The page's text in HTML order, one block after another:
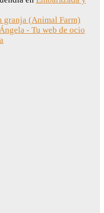
granja (Animal Farm)
- Tu web de ocio